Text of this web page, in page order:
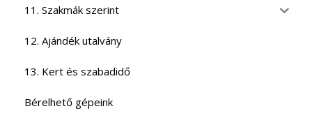
11. Szakmák szerint
12. Ajándék utalvány
13. Kert és szabadidő
Bérelhető gépeink